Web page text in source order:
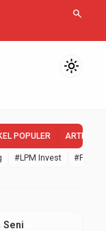
search
light_mode
POPULER ARTIKEL
#LPM Invest
#FEBI
Seni